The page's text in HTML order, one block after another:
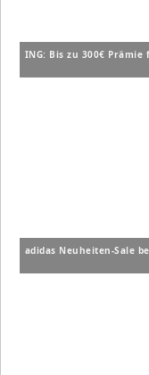
ING: Bis zu 300€
adidas Neuheiten-Sale